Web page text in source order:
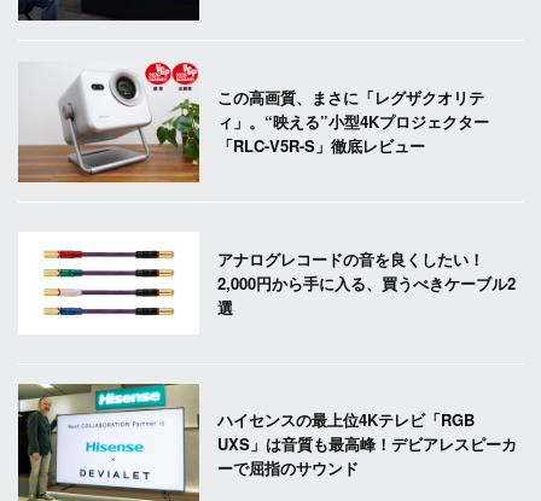
この高画質、まさに「レグザクオリテ
ィ」。“映える”小型4Kプロジェクター
「RLC-V5R-S」徹底レビュー
アナログレコードの音を良くしたい！
2,000円から手に入る、買うべきケーブル2
選
ハイセンスの最上位4Kテレビ「RGB
UXS」は音質も最高峰！デビアレスピーカ
ーで屈指のサウンド